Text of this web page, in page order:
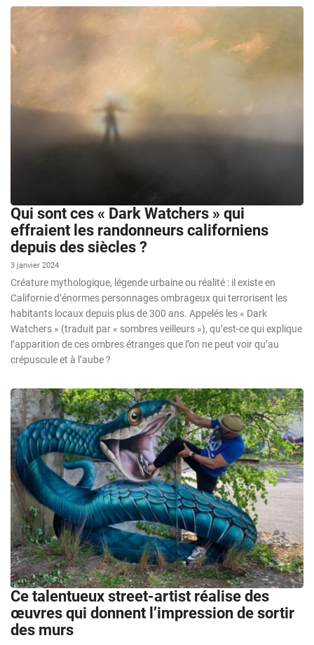
Qui sont ces « Dark Watchers » qui
effraient les randonneurs californiens
depuis des siècles ?
3 janvier 2024
Créature mythologique, légende urbaine ou réalité : il existe en
Californie d’énormes personnages ombrageux qui terrorisent les
habitants locaux depuis plus de 300 ans. Appelés les « Dark
Watchers » (traduit par « sombres veilleurs »), qu’est-ce qui explique
l’apparition de ces ombres étranges que l’on ne peut voir qu’au
crépuscule et à l’aube ?
Ce talentueux street-artist réalise des
œuvres qui donnent l’impression de sortir
des murs